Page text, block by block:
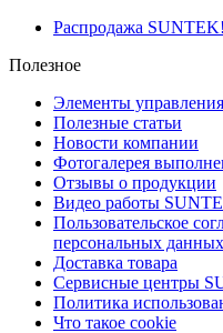
Распродажа SUNTEK!
Полезное
Элементы
Полезные статьи
Новости компании
Фотогалерея
Отзывы о продукции
Видео работы
Пользовательское
персональных данных
Доставка товара
Сервисные центры
Политика
Что такое cookie